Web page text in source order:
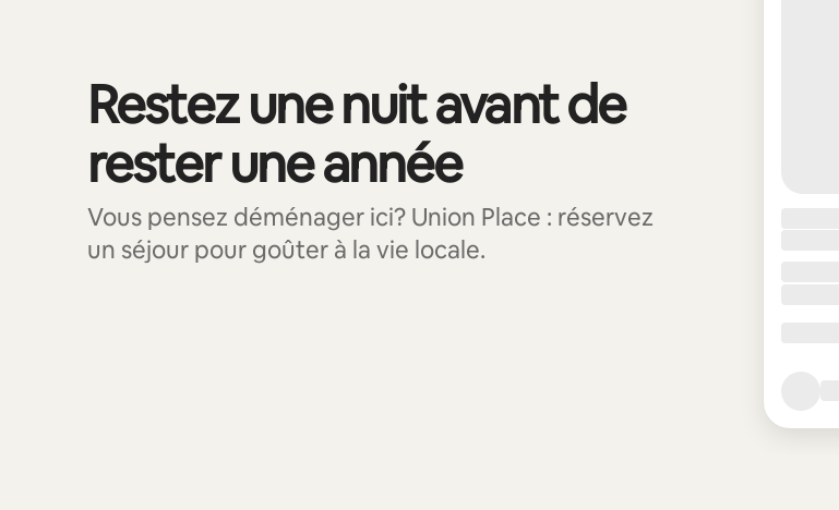
Restez une nuit avant de
rester une année
Vous pensez déménager ici? Union Place : réservez
un séjour pour goûter à la vie locale.